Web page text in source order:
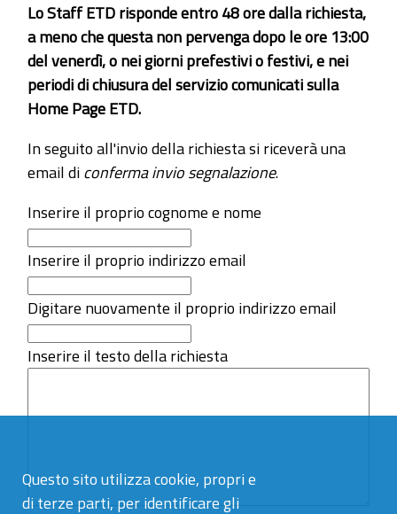
Questo sito utilizza cookie, propri e
di terze parti, per identificare gli
Lo Staff ETD risponde entro 48 ore dalla richiesta,
a meno che questa non pervenga dopo le ore 13:00
del venerdì, o nei giorni prefestivi o festivi, e nei
periodi di chiusura del servizio comunicati sulla
Home Page ETD.
In seguito all'invio della richiesta si riceverà una
email diconferma invio segnalazione.
Inserire il proprio cognome e nome
Inserire il proprio indirizzo email
Digitare nuovamente il proprio indirizzo email
Inserire il testo della richiesta